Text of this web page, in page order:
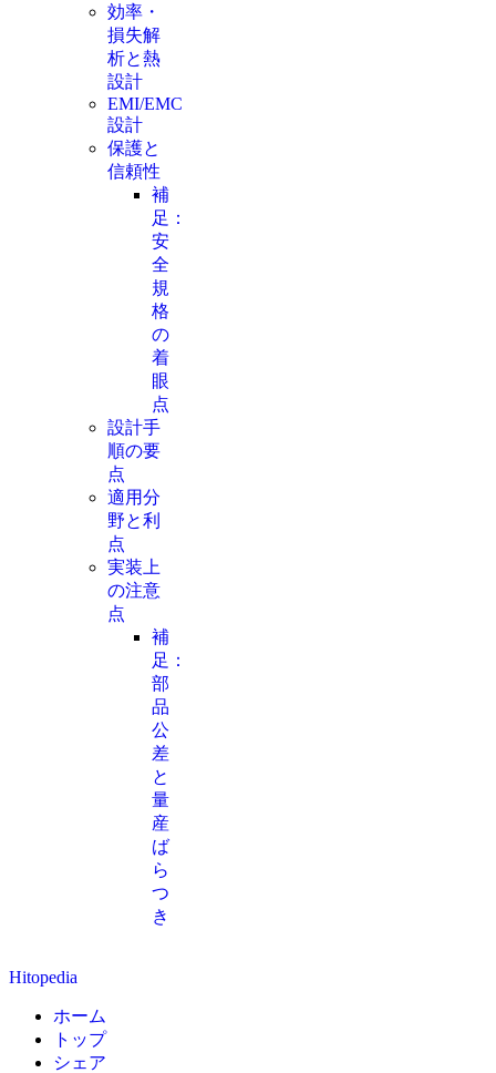
効率・
損失解
析と熱
設計
EMI/EMC
設計
保護と
信頼性
補
足：
安
全
規
格
の
着
眼
点
設計手
順の要
点
適用分
野と利
点
実装上
の注意
点
補
足：
部
品
公
差
と
量
産
ば
ら
つ
き
Hitopedia
ホーム
トップ
シェア